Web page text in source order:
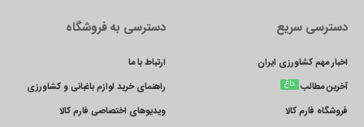
دسترسی سریع
اخبار مهم کشاورزی ایران
آخرین مطالب داغ
فروشگاه فارم کالا
دسترسی به فروشگاه
ارتباط با ما
راهنمای خرید لوازم باغبانی و کشاورزی
ویدیوهای اختصاصی فارم کالا